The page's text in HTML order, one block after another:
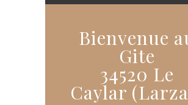
Bienvenue
Gite
34520 Le
Caylar